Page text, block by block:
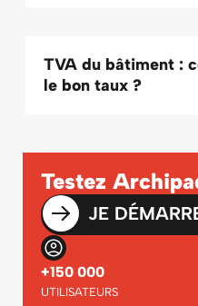
TVA du bâtiment :
le bon taux ?
Testez
JE
+150 000
UTILISATEURS